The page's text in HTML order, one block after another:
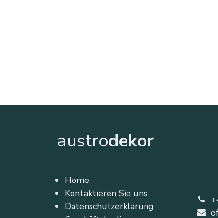
austrodekor
Home
Kontaktieren Sie uns
Datenschutzerklärung